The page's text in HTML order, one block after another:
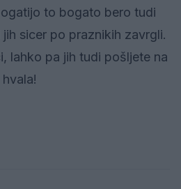
to bogato bero tudi
sicer po praznikih zavrgli.
lahko pa jih tudi pošljete na